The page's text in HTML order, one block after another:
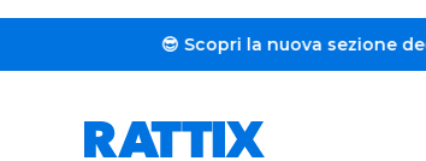
😎 Scopri la nuova sezione dedicata al